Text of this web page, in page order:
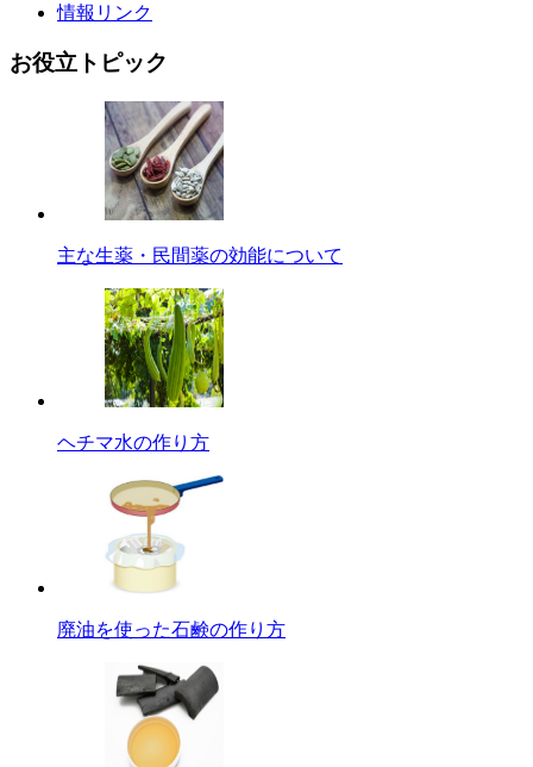
情報リンク
お役立トピック
主な生薬・民間薬の効能について
ヘチマ水の作り方
廃油を使った石鹸の作り方